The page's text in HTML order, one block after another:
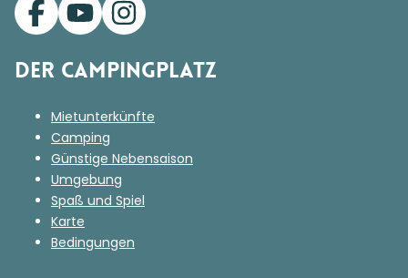
Der Campingplatz
Mietunterkünfte
Camping
Günstige Nebensaison
Umgebung
Spaß und Spiel
Karte
Bedingungen